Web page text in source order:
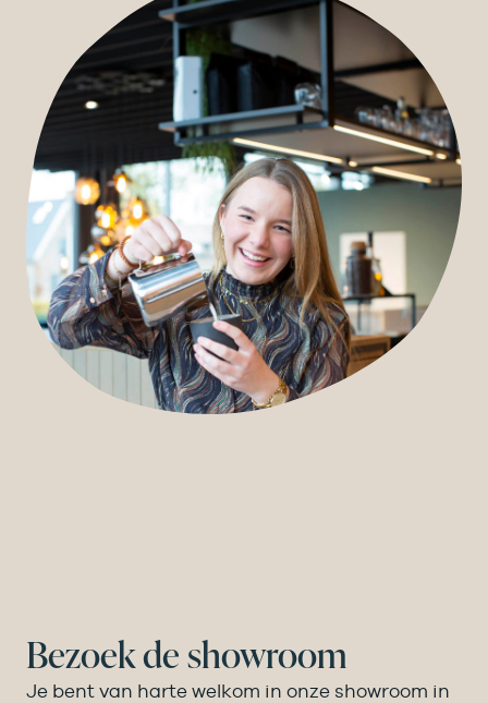
Bezoek de showroom
Je bent van harte welkom in onze showroom in